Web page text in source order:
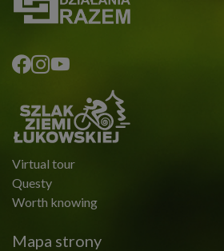
Virtual tour
Questy
Worth knowing
Mapa strony